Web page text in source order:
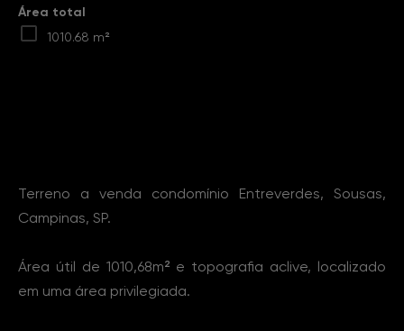
Área total
1010.68 m²
Terreno a venda condomínio Entreverdes, Sousas,
Campinas, SP.
Área útil de 1010,68m² e topografia aclive, localizado
em uma área privilegiada.